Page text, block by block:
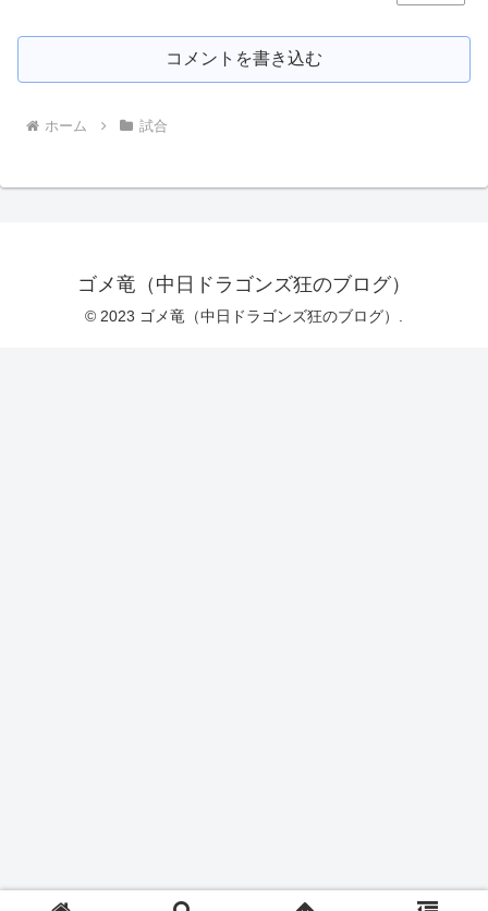
コメントを書き込む
ホーム 試合
ゴメ竜（中日ドラゴンズ狂のブログ）
© 2023 ゴメ竜（中日ドラゴンズ狂のブログ）.